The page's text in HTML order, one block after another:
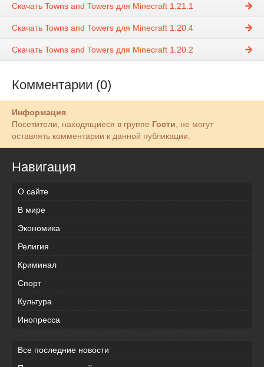
Скачать Towns and Towers для Minecraft 1.21.1
Скачать Towns and Towers для Minecraft 1.20.4
Скачать Towns and Towers для Minecraft 1.20.2
Комментарии (0)
Информация
Посетители, находящиеся в группе Гости , не могут
оставлять комментарии к данной публикации.
Навигация
О сайте
В мире
Экономика
Религия
Криминал
Спорт
Культура
Инопресса
Все последние новости